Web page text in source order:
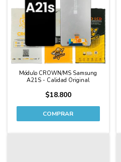
Módulo CROWN/MS Samsung
A21S - Calidad Original
$18.800